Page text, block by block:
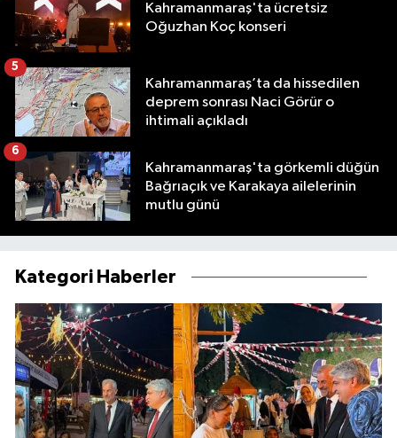
Kahramanmaraş'ta ücretsiz
Oğuzhan Koç konseri
Kahramanmaraş’ta da hissedilen
deprem sonrası Naci Görür o
ihtimali açıkladı
5
Kahramanmaraş'ta görkemli düğün
Bağrıaçık ve Karakaya ailelerinin
mutlu günü
6
Kategori Haberler